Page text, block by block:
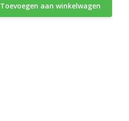
Toevoegen aan winkelwagen